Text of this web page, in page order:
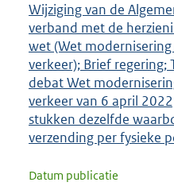
Wijziging van de
verband met de
wet (Wet
verkeer); Brief regering;
debat Wet
verkeer van 6 april
stukken dezelfde
verzending per fysieke
Datum publicatie